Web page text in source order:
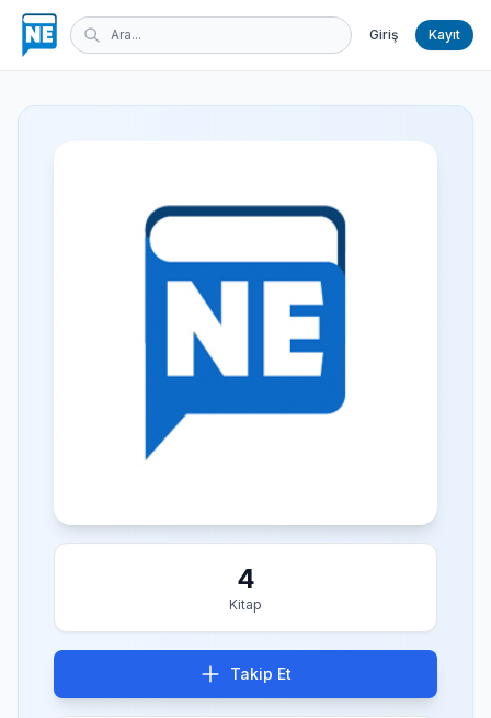
Giriş Kayıt
4
Kitap
Takip Et